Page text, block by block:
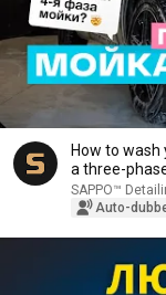
How to wash
a three-
SAPPO™
Auto-